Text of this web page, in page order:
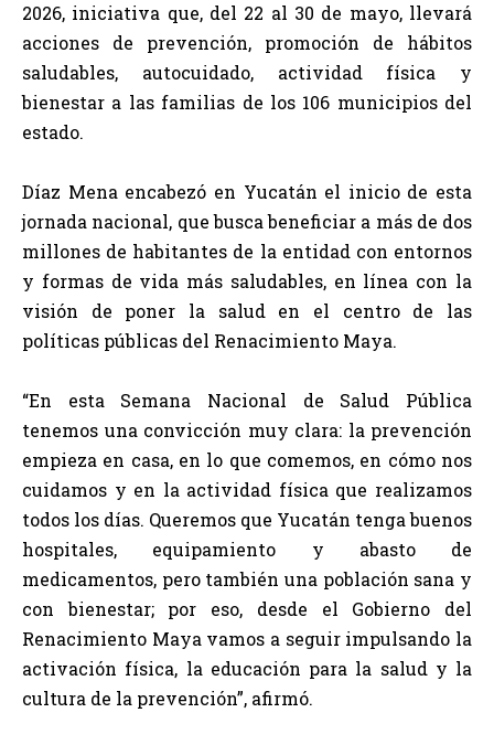
2026, iniciativa que, del 22 al 30 de mayo, llevará
acciones de prevención, promoción de hábitos
saludables, autocuidado, actividad física y
bienestar a las familias de los 106 municipios del
estado.
Díaz Mena encabezó en Yucatán el inicio de esta
jornada nacional, que busca beneficiar a más de dos
millones de habitantes de la entidad con entornos
y formas de vida más saludables, en línea con la
visión de poner la salud en el centro de las
políticas públicas del Renacimiento Maya.
“En esta Semana Nacional de Salud Pública
tenemos una convicción muy clara: la prevención
empieza en casa, en lo que comemos, en cómo nos
cuidamos y en la actividad física que realizamos
todos los días. Queremos que Yucatán tenga buenos
hospitales, equipamiento y abasto de
medicamentos, pero también una población sana y
con bienestar; por eso, desde el Gobierno del
Renacimiento Maya vamos a seguir impulsando la
activación física, la educación para la salud y la
cultura de la prevención”, afirmó.